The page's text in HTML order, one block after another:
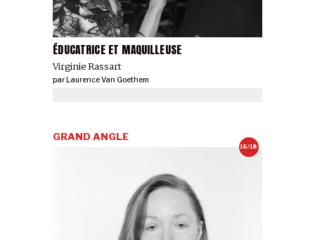
ÉDUCATRICE ET MAQUILLEUSE
Virginie Rassart
parLaurence Van Goethem
16/18
GRAND ANGLE